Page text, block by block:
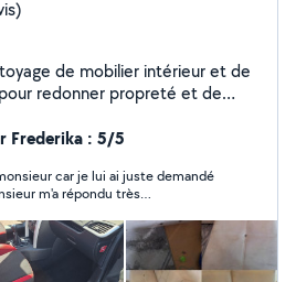
de mobilier intérieur et de
redonner propreté et de
J'utilise des
et des produits adaptés
efficace et respectueux des
je m'engage à fournir un
excellent rapport qualité-prix.
ou sur site Devis rapide sur
Frederika : 5/5
car je lui ai juste demandé